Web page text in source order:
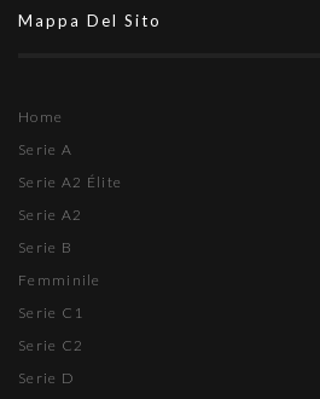
Mappa Del Sito
Home
Serie A
Serie A2 Élite
Serie A2
Serie B
Femminile
Serie C1
Serie C2
Serie D